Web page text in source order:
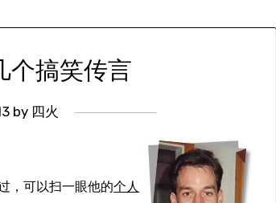
个搞笑传言
by 四火
，可以扫一眼他的个人